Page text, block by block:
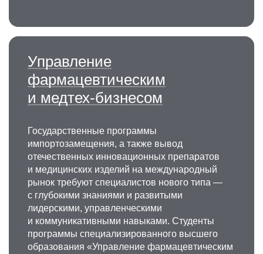
Управление
фармацевтическим
и медтех-бизнесом
Государственные программы
импортозамещения, а также вывод
отечественных инновационных препаратов
и медицинских изделий на международный
рынок требуют специалистов нового типа —
с глубокими знаниями и развитыми
лидерскими, управленческими
и коммуникативными навыками. Студенты
программы специализированного высшего
образования «Управление фармацевтическим